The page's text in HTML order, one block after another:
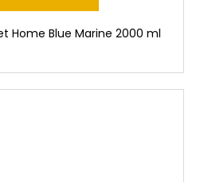
Home Blue Marine 2000 ml